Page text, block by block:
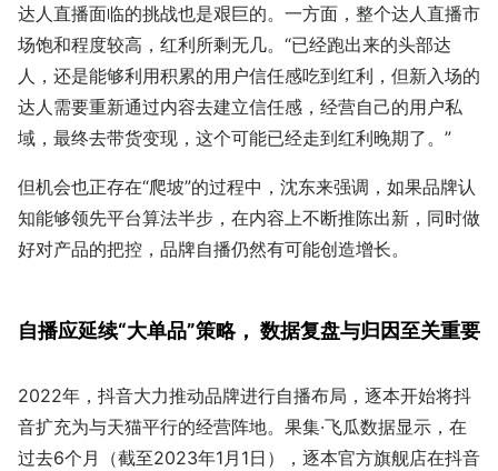
达人直播面临的挑战也是艰巨的。一方面，整个达人直播市
场饱和程度较高，红利所剩无几。“已经跑出来的头部达
人，还是能够利用积累的用户信任感吃到红利，但新入场的
达人需要重新通过内容去建立信任感，经营自己的用户私
域，最终去带货变现，这个可能已经走到红利晚期了。”
但机会也正存在“爬坡”的过程中，沈东来强调，如果品牌认
知能够领先平台算法半步，在内容上不断推陈出新，同时做
好对产品的把控，品牌自播仍然有可能创造增长。
自播应延续“大单品”策略， 数据复盘与归因至关重要
2022年，抖音大力推动品牌进行自播布局，逐本开始将抖
音扩充为与天猫平行的经营阵地。果集·飞瓜数据显示，在
过去6个月（截至2023年1月1日），逐本官方旗舰店在抖音